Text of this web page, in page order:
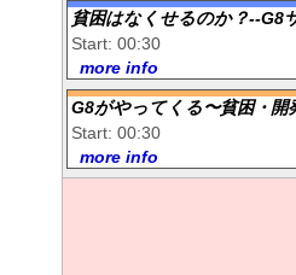
貧困はなくせるのか？--G8
Start: 00:30
more info
G8がやってくる〜貧困・開
Start: 00:30
more info